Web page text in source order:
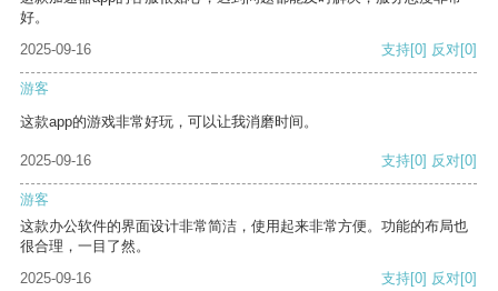
好。
2025-09-16
支持[0] 反对[0]
游客
这款app的游戏非常好玩，可以让我消磨时间。
2025-09-16 支持[0] 反对[0]
游客
这款办公软件的界面设计非常简洁，使用起来非常方便。功能的布局也
很合理，一目了然。
2025-09-16
支持[0] 反对[0]